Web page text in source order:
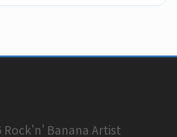
Rock'n' Banana Artist